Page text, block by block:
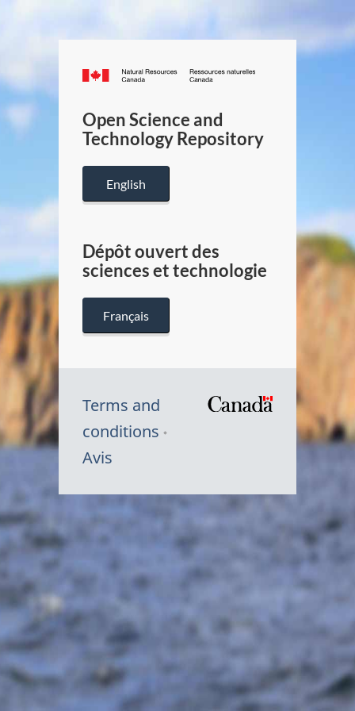
Canada.ca
/
Canada
Open Science and
Technology Repository
English
Dépôt ouvert des
sciences et technologie
Français
Terms and
conditions
Avis
Symbole
Canada